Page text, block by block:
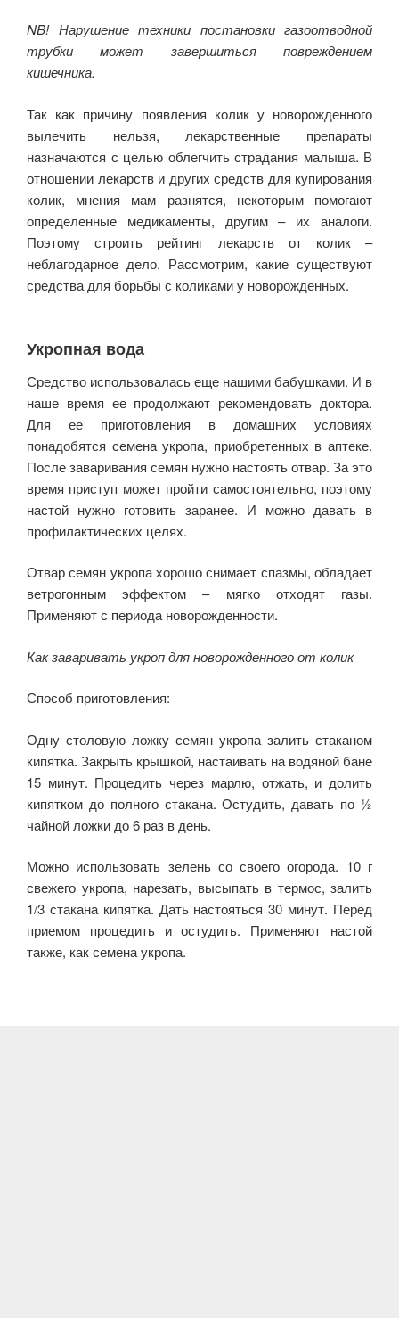
NB! Нарушение техники постановки газоотводной
трубки может завершиться повреждением
кишечника.
Так как причину появления колик у новорожденного
вылечить нельзя, лекарственные препараты
назначаются с целью облегчить страдания малыша. В
отношении лекарств и других средств для купирования
колик, мнения мам разнятся, некоторым помогают
определенные медикаменты, другим – их аналоги.
Поэтому строить рейтинг лекарств от колик –
неблагодарное дело. Рассмотрим, какие существуют
средства для борьбы с коликами у новорожденных.
Укропная вода
Средство использовалась еще нашими бабушками. И в
наше время ее продолжают рекомендовать доктора.
Для ее приготовления в домашних условиях
понадобятся семена укропа, приобретенных в аптеке.
После заваривания семян нужно настоять отвар. За это
время приступ может пройти самостоятельно, поэтому
настой нужно готовить заранее. И можно давать в
профилактических целях.
Отвар семян укропа хорошо снимает спазмы, обладает
ветрогонным эффектом – мягко отходят газы.
Применяют с периода новорожденности.
Как заваривать укроп для новорожденного от колик
Способ приготовления:
Одну столовую ложку семян укропа залить стаканом
кипятка. Закрыть крышкой, настаивать на водяной бане
15 минут. Процедить через марлю, отжать, и долить
кипятком до полного стакана. Остудить, давать по ½
чайной ложки до 6 раз в день.
Можно использовать зелень со своего огорода. 10 г
свежего укропа, нарезать, высыпать в термос, залить
1/3 стакана кипятка. Дать настояться 30 минут. Перед
приемом процедить и остудить. Применяют настой
также, как семена укропа.